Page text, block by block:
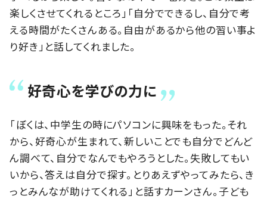
楽しくさせてくれるところ」「自分でできるし、自分で考
える時間がたくさんある。自由があるから他の習い事よ
り好き」と話してくれました。
好奇心を学びの力に
「ぼくは、中学生の時にパソコンに興味をもった。それ
から、好奇心が生まれて、新しいことでも自分でどんど
ん調べて、自分でなんでもやろうとした。失敗してもい
いから、答えは自分で探す。とりあえずやってみたら、き
っとみんなが助けてくれる」と話すカーンさん。子ども